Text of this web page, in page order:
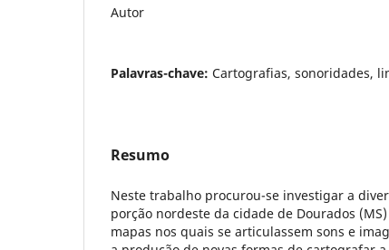
Autor
Palavras-chave: Cartografias, sonoridades,
Resumo
Neste trabalho procurou-se investigar a
porção nordeste da cidade de Dourados
mapas nos quais se articulassem sons e